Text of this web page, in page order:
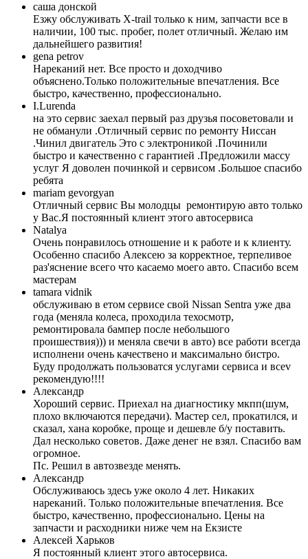
caша донской
Езжу обслуживать X-trail только к ним, запчасти все в
наличии, 100 тыс. пробег, полет отличный. Желаю им
дальнейшего развития!
gena petrov
Нареканий нет. Все просто и доходчиво
объяснено.Только положительные впечатления. Все
быстро, качественно, профессионально.
I.Lurenda
на это сервис заехал первый раз друзья посоветовали и
не обманули .Отличный сервис по ремонту Ниссан
.Чинил двигатель Это с электроникой .Починили
быстро и качественно с гарантией .Предложили массу
услуг Я доволен починкой и сервисом .Большое спасибо
ребята
mariam gevorgyan
Отличный сервис Вы молодцы ремонтирую авто только
у Вас.Я постоянный клиент этого автосервиса
Natalya
Очень понравилось отношение и к работе и к клиенту.
Особенно спасибо Алексею за корректное, терпеливое
раз'яснение всего что касаемо моего авто. Спасибо всем
мастерам
tamara vidnik
обслуживаю в етом сервисе свой Nissan Sentra уже два
года (меняла колеса, проходила техосмотр,
ремонтировала бампер после небольшого
проишествия))) и меняла свечи в авто) все работи всегда
исполнени очень качествено и максимально бистро.
Буду продолжать пользоватся услугами сервиса и всеv
рекомендую!!!!
Александр
Хороший сервис. Приехал на диагностику мкпп(шум,
плохо включаются передачи). Мастер сел, прокатился, и
сказал, хана коробке, проще и дешевле б/у поставить.
Дал несколько советов. Даже денег не взял. Спасибо вам
огромное.
Пс. Решил в автозвезде менять.
Александр
Обслуживаюсь здесь уже около 4 лет. Никаких
нареканий. Только положительные впечатления. Все
быстро, качественно, профессионально. Цены на
запчасти и расходники ниже чем на Екзисте
Алексей Харьков
Я постоянный клиент этого автосервиса.